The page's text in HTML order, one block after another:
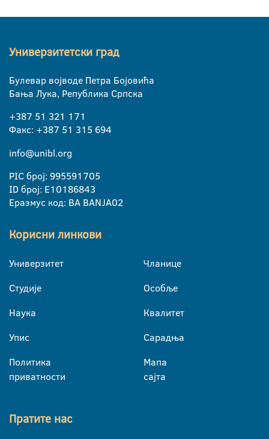
Универзитетски град
Булевар војводе Петра Бојовића
Бања Лука, Република Српска
+387 51 321 171
Факс: +387 51 315 694
info@unibl.org
PIC број: 995591705
ID број: E10186843
Еразмус код: BA BANJA02
Корисни линкови
Универзитет
Студије
Наука
Упис
Политика
приватности
Чланице
Особље
Квалитет
Сарадња
Мапа
сајта
Пратите нас